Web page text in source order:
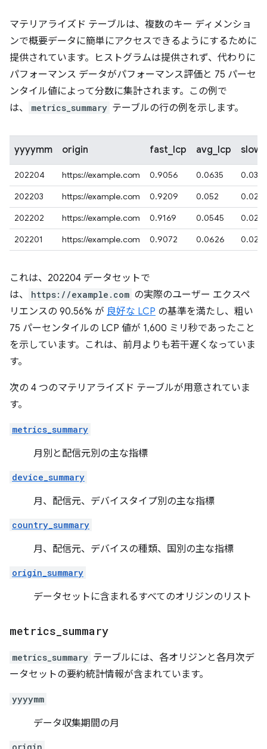
マテリアライズド テーブルは、複数のキー ディメンショ
ンで概要データに簡単にアクセスできるようにするために
提供されています。ヒストグラムは提供されず、代わりに
パフォーマンス データがパフォーマンス評価と 75 パーセ
ンタイル値によって分数に集計されます。この例で
は、
metrics_summary テーブルの行の例を示します。
yyyymm origin fast_lcp avg_lcp
202204 https://example.com 0.9056 0.0635
0.0301
202203
https://example.com 0.9209 0.052
202202
https://example.com 0.9169 0.0545
202201
https://example.com 0.9072 0.0626
これは、202204 データセットで
は、
https://example.com の実際のユーザー エクスペ
リエンスの 90.56% が 良好な LCP の基準を満たし、粗い
75 パーセンタイルの LCP 値が 1,600 ミリ秒であったこと
を示しています。これは、前月よりも若干遅くなっていま
す。
次の 4 つのマテリアライズド テーブルが用意されていま
す。
metrics_summary
月別と配信元別の主な指標
device_summary
月、配信元、デバイスタイプ別の主な指標
country_summary
月、配信元、デバイスの種類、国別の主な指標
origin_summary
データセットに含まれるすべてのオリジンのリスト
metrics summary
metrics_summary テーブルには、各オリジンと各月次デ
ータセットの要約統計情報が含まれています。
yyyymm
データ収集期間の月